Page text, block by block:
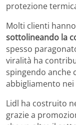
protezione
Molti clienti
sottolineando la
spesso
viralità ha
spingendo anche
abbigliamento
Lidl ha costruito
grazie a